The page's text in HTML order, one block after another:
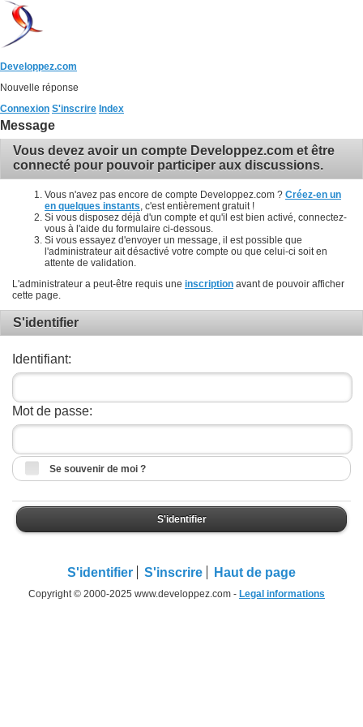
Developpez.com
Nouvelle réponse
Connexion S'inscrire Index
Message
Vous devez avoir un compte Developpez.com et être
connecté pour pouvoir participer aux discussions.
Vous n'avez pas encore de compte Developpez.com ? Créez-en un
en quelques instants , c'est entièrement gratuit !
Si vous disposez déjà d'un compte et qu'il est bien activé, connectez-
vous à l'aide du formulaire ci-dessous.
Si vous essayez d'envoyer un message, il est possible que
l'administrateur ait désactivé votre compte ou que celui-ci soit en
attente de validation.
L'administrateur a peut-être requis une inscription avant de pouvoir afficher
cette page.
S'identifier
Identifiant:
Mot de passe:
Se souvenir de moi ?
S'identifier
S'identifier S'inscrire Haut de page
Copyright © 2000-2025 www.developpez.com - Legal informations